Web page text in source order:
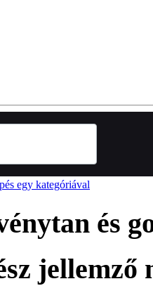
egy kategóriával
és
jellemző